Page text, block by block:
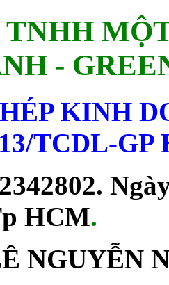
TNHH
-
KINH
TCDL-
HCM.
NGUYỄN